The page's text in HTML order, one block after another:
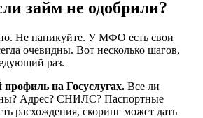
займ не одобрили?
Не паникуйте. У МФО есть свои
очевидны. Вот несколько шагов,
раз.
профиль на Госуслугах. Все ли
Адрес? СНИЛС? Паспортные
расхождения, скоринг может дать